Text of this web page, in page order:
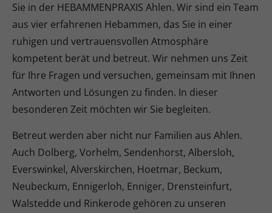
Sie in der HEBAMMENPRAXIS Ahlen. Wir sind ein Team
aus vier erfahrenen Hebammen, das Sie in einer
ruhigen und vertrauensvollen Atmosphäre
kompetent berät und betreut. Wir nehmen uns Zeit
für Ihre Fragen und versuchen, gemeinsam mit Ihnen
Antworten und Lösungen zu finden. In dieser
besonderen Zeit möchten wir Sie begleiten.
Betreut werden aber nicht nur Familien aus Ahlen.
Auch Dolberg, Vorhelm, Sendenhorst, Albersloh,
Everswinkel, Alverskirchen, Hoetmar, Beckum,
Neubeckum, Ennigerloh, Enniger, Drensteinfurt,
Walstedde und Rinkerode gehören zu unseren